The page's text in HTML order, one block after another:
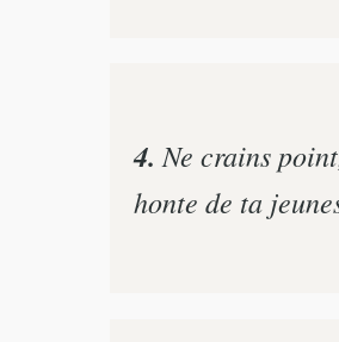
4. Ne crains
honte de ta